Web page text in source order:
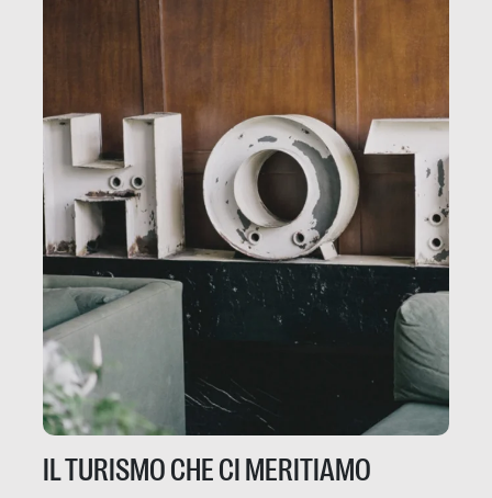
IL TURISMO CHE CI MERITIAMO